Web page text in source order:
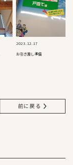
2023.12.17
お引き渡し準備
前に戻る